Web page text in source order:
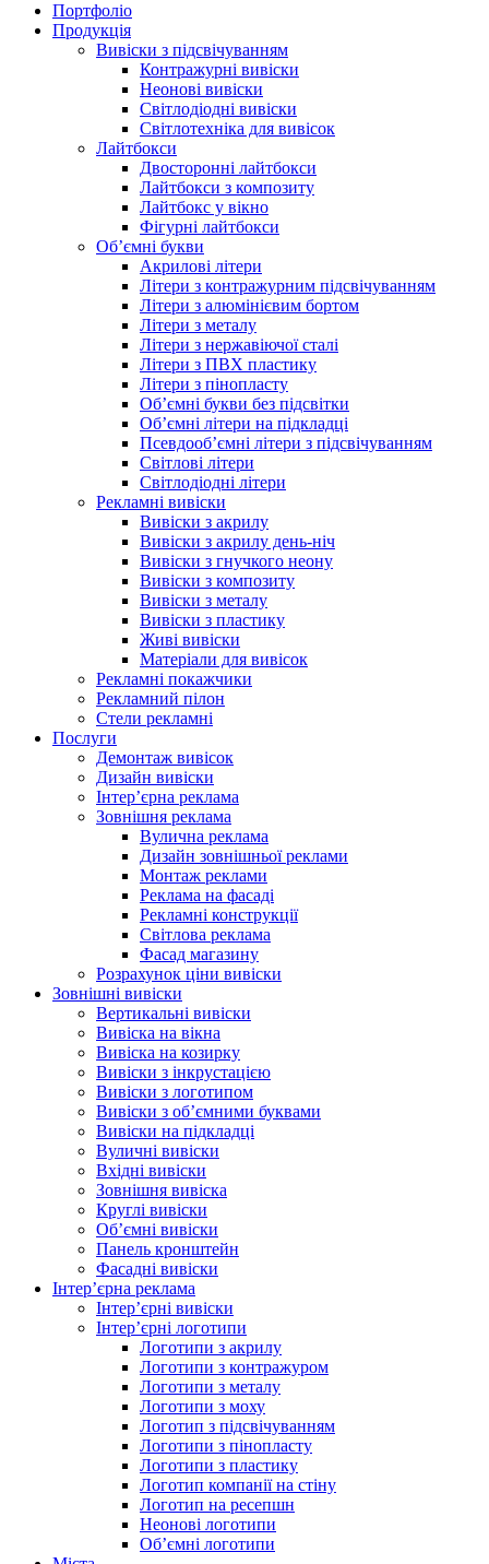
Портфоліо
Продукція
Вивіски з підсвічуванням
Контражурні вивіски
Неонові вивіски
Світлодіодні вивіски
Світлотехніка для вивісок
Лайтбокси
Двосторонні лайтбокси
Лайтбокси з композиту
Лайтбокс у вікно
Фігурні лайтбокси
Об’ємні букви
Акрилові літери
Літери з контражурним підсвічуванням
Літери з алюмінієвим бортом
Літери з металу
Літери з нержавіючої сталі
Літери з ПВХ пластику
Літери з пінопласту
Об’ємні букви без підсвітки
Об’ємні літери на підкладці
Псевдооб’ємні літери з підсвічуванням
Світлові літери
Світлодіодні літери
Рекламні вивіски
Вивіски з акрилу
Вивіски з акрилу день-ніч
Вивіски з гнучкого неону
Вивіски з композиту
Вивіски з металу
Вивіски з пластику
Живі вивіски
Матеріали для вивісок
Рекламні покажчики
Рекламний пілон
Стели рекламні
Послуги
Демонтаж вивісок
Дизайн вивіски
Інтер’єрна реклама
Зовнішня реклама
Вулична реклама
Дизайн зовнішньої реклами
Монтаж реклами
Реклама на фасаді
Рекламні конструкції
Світлова реклама
Фасад магазину
Розрахунок ціни вивіски
Зовнішні вивіски
Вертикальні вивіски
Вивіска на вікна
Вивіска на козирку
Вивіски з інкрустацією
Вивіски з логотипом
Вивіски з об’ємними буквами
Вивіски на підкладці
Вуличні вивіски
Вхідні вивіски
Зовнішня вивіска
Круглі вивіски
Об’ємні вивіски
Панель кронштейн
Фасадні вивіски
Інтер’єрна реклама
Інтер’єрні вивіски
Інтер’єрні логотипи
Логотипи з акрилу
Логотипи з контражуром
Логотипи з металу
Логотипи з моху
Логотип з підсвічуванням
Логотипи з пінопласту
Логотипи з пластику
Логотип компанії на стіну
Логотип на ресепшн
Неонові логотипи
Об’ємні логотипи